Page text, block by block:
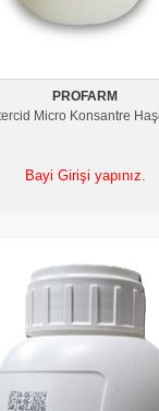
PROFARM
Micro Konsantre
Bayi Girişi yapınız.